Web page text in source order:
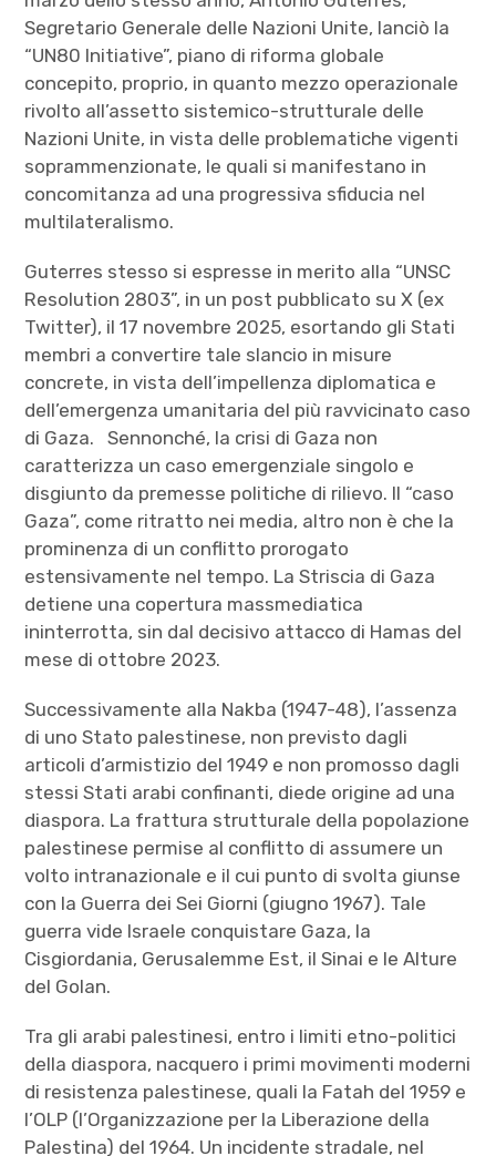
Segretario Generale delle Nazioni Unite, lanciò la
“UN80 Initiative”, piano di riforma globale
concepito, proprio, in quanto mezzo operazionale
rivolto all’assetto sistemico-strutturale delle
Nazioni Unite, in vista delle problematiche vigenti
soprammenzionate, le quali si manifestano in
concomitanza ad una progressiva sfiducia nel
multilateralismo.
Guterres stesso si espresse in merito alla “UNSC
Resolution 2803”, in un post pubblicato su X (ex
Twitter), il 17 novembre 2025, esortando gli Stati
membri a convertire tale slancio in misure
concrete, in vista dell’impellenza diplomatica e
dell’emergenza umanitaria del più ravvicinato caso
di Gaza.
Sennonché, la crisi di Gaza non
caratterizza un caso emergenziale singolo e
disgiunto da premesse politiche di rilievo. Il “caso
Gaza”, come ritratto nei media, altro non è che la
prominenza di un conflitto prorogato
estensivamente nel tempo. La Striscia di Gaza
detiene una copertura massmediatica
ininterrotta, sin dal decisivo attacco di Hamas del
mese di ottobre 2023.
Successivamente alla Nakba (1947-48), l’assenza
di uno Stato palestinese, non previsto dagli
articoli d’armistizio del 1949 e non promosso dagli
stessi Stati arabi confinanti, diede origine ad una
diaspora. La frattura strutturale della popolazione
palestinese permise al conflitto di assumere un
volto intranazionale e il cui punto di svolta giunse
con la Guerra dei Sei Giorni (giugno 1967). Tale
guerra vide Israele conquistare Gaza, la
Cisgiordania, Gerusalemme Est, il Sinai e le Alture
del Golan.
Tra gli arabi palestinesi, entro i limiti etno-politici
della diaspora, nacquero i primi movimenti moderni
di resistenza palestinese, quali la Fatah del 1959 e
l’OLP (l’Organizzazione per la Liberazione della
Palestina) del 1964. Un incidente stradale, nel